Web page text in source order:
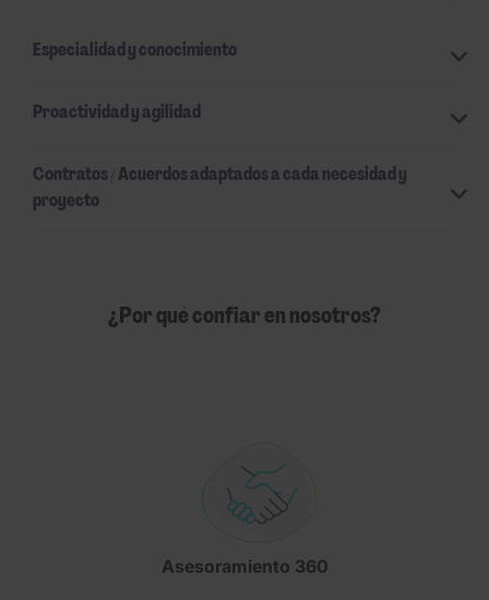
Especialidad y conocimiento
Proactividad y agilidad
Contratos / Acuerdos adaptados a cada necesidad y
proyecto
¿Por qué confiar en nosotros?
Asesoramiento 360